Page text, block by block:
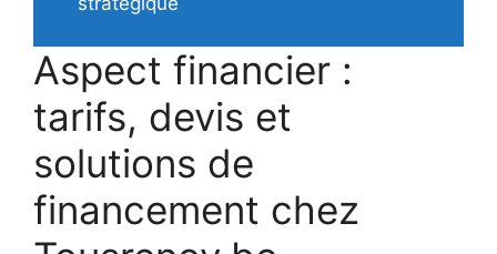
Aspect financier :
tarifs, devis et
solutions de
financement chez